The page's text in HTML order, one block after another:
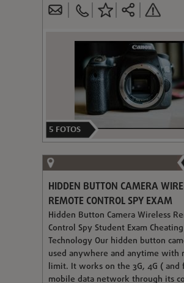
5 FOTOS
HIDDEN BUTTON CAMERA
REMOTE CONTROL SPY EXAM
Hidden Button Camera Wireless
Control Spy Student Exam
Technology Our hidden button
used anywhere and anytime with
limit. It works on the 3G, 4G ( and
mobile data network through its